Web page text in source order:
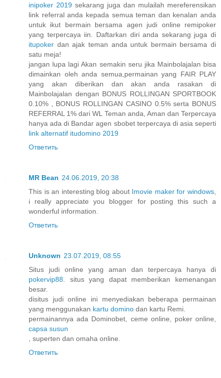
inipoker 2019 sekarang juga dan mulailah mereferensikan
link referral anda kepada semua teman dan kenalan anda
untuk ikut bermain bersama agen judi online remipoker
yang terpercaya iin. Daftarkan diri anda sekarang juga di
itupoker dan ajak teman anda untuk bermain bersama di
satu meja!
jangan lupa lagi Akan semakin seru jika Mainbolajalan bisa
dimainkan oleh anda semua,permainan yang FAIR PLAY
yang akan diberikan dan akan anda rasakan di
Mainbolajalan dengan BONUS ROLLINGAN SPORTBOOK
0.10% , BONUS ROLLINGAN CASINO 0.5% serta BONUS
REFERRAL 1% dari WL Teman anda, Aman dan Terpercaya
hanya ada di Bandar agen sbobet terpercaya di asia seperti
link alternatif itudomino 2019
Ответить
MR Bean 24.06.2019, 20:38
This is an interesting blog about Imovie maker for windows
i really appreciate you blogger for posting this such a
wonderful information.
Ответить
Unknown 23.07.2019, 08:55
Situs judi online yang aman dan terpercaya hanya di
pokervip88 . situs yang dapat memberikan kemenangan
besar.
disitus judi online ini menyediakan beberapa permainan
yang menggunakan kartu domino dan kartu Remi.
permainannya ada Dominobet, ceme online, poker online,
capsa susun
, superten dan omaha online.
Ответить